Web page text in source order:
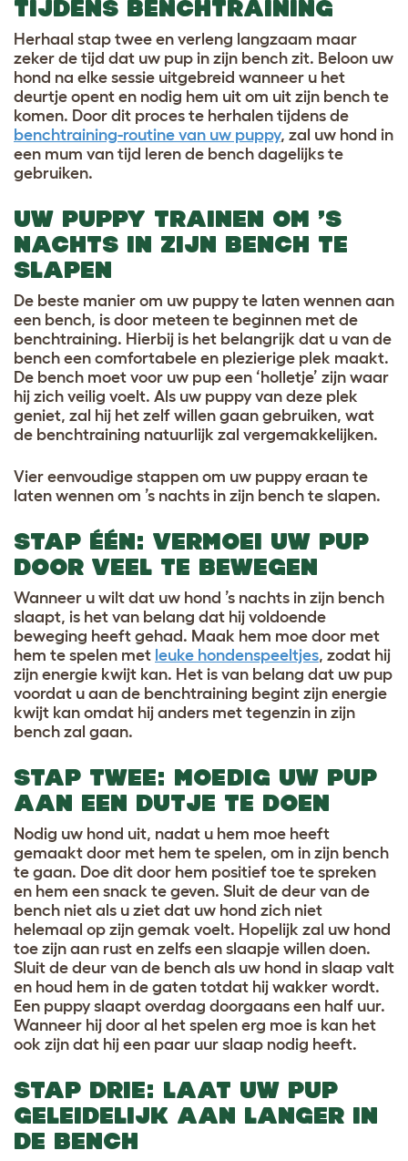
TIJDENS BENCHTRAINING
Herhaal stap twee en verleng langzaam maar
zeker de tijd dat uw pup in zijn bench zit. Beloon uw
hond na elke sessie uitgebreid wanneer u het
deurtje opent en nodig hem uit om uit zijn bench te
komen. Door dit proces te herhalen tijdens de
benchtraining-routine van uw puppy, zal uw hond in
een mum van tijd leren de bench dagelijks te
gebruiken.
UW PUPPY TRAINEN OM ’S
NACHTS IN ZIJN BENCH TE
SLAPEN
De beste manier om uw puppy te laten wennen aan
een bench, is door meteen te beginnen met de
benchtraining. Hierbij is het belangrijk dat u van de
bench een comfortabele en plezierige plek maakt.
De bench moet voor uw pup een ‘holletje’ zijn waar
hij zich veilig voelt. Als uw puppy van deze plek
geniet, zal hij het zelf willen gaan gebruiken, wat
de benchtraining natuurlijk zal vergemakkelijken.
Vier eenvoudige stappen om uw puppy eraan te
laten wennen om ’s nachts in zijn bench te slapen.
STAP ÉÉN: VERMOEI UW PUP
DOOR VEEL TE BEWEGEN
Wanneer u wilt dat uw hond ’s nachts in zijn bench
slaapt, is het van belang dat hij voldoende
beweging heeft gehad. Maak hem moe door met
hem te spelen met leuke hondenspeeltjes, zodat hij
zijn energie kwijt kan. Het is van belang dat uw pup
voordat u aan de benchtraining begint zijn energie
kwijt kan omdat hij anders met tegenzin in zijn
bench zal gaan.
STAP TWEE: MOEDIG UW PUP
AAN EEN DUTJE TE DOEN
Nodig uw hond uit, nadat u hem moe heeft
gemaakt door met hem te spelen, om in zijn bench
te gaan. Doe dit door hem positief toe te spreken
en hem een snack te geven. Sluit de deur van de
bench niet als u ziet dat uw hond zich niet
helemaal op zijn gemak voelt. Hopelijk zal uw hond
toe zijn aan rust en zelfs een slaapje willen doen.
Sluit de deur van de bench als uw hond in slaap valt
en houd hem in de gaten totdat hij wakker wordt.
Een puppy slaapt overdag doorgaans een half uur.
Wanneer hij door al het spelen erg moe is kan het
ook zijn dat hij een paar uur slaap nodig heeft.
STAP DRIE: LAAT UW PUP
GELEIDELIJK AAN LANGER IN
DE BENCH